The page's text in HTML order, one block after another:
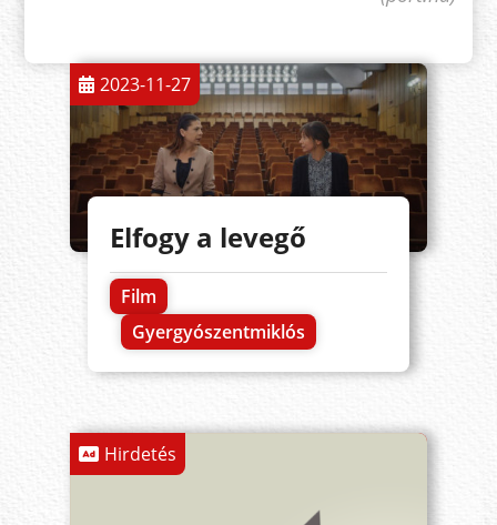
2023-11-27
Elfogy a levegő
Film
Gyergyószentmiklós
Hirdetés